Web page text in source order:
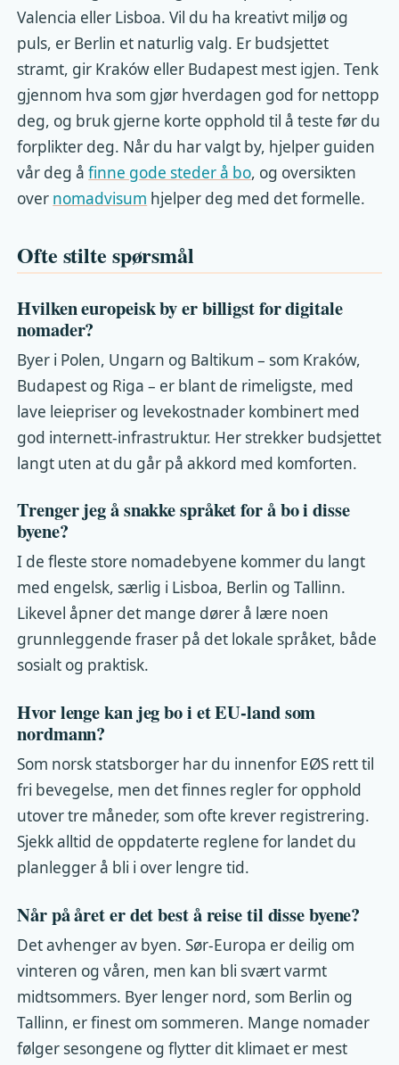
Valencia eller Lisboa. Vil du ha kreativt miljø og
puls, er Berlin et naturlig valg. Er budsjettet
stramt, gir Kraków eller Budapest mest igjen. Tenk
gjennom hva som gjør hverdagen god for nettopp
deg, og bruk gjerne korte opphold til å teste før du
forplikter deg. Når du har valgt by, hjelper guiden
vår deg åfinne gode steder å bo, og oversikten
over nomadvisum hjelper deg med det formelle.
Ofte stilte spørsmål
Hvilken europeisk by er billigst for digitale
nomader?
Byer i Polen, Ungarn og Baltikum – som Kraków,
Budapest og Riga – er blant de rimeligste, med
lave leiepriser og levekostnader kombinert med
god internett-infrastruktur. Her strekker budsjettet
langt uten at du går på akkord med komforten.
Trenger jeg å snakke språket for å bo i disse
byene?
I de fleste store nomadebyene kommer du langt
med engelsk, særlig i Lisboa, Berlin og Tallinn.
Likevel åpner det mange dører å lære noen
grunnleggende fraser på det lokale språket, både
sosialt og praktisk.
Hvor lenge kan jeg bo i et EU-land som
nordmann?
Som norsk statsborger har du innenfor EØS rett til
fri bevegelse, men det finnes regler for opphold
utover tre måneder, som ofte krever registrering.
Sjekk alltid de oppdaterte reglene for landet du
planlegger å bli i over lengre tid.
Når på året er det best å reise til disse byene?
Det avhenger av byen. Sør-Europa er deilig om
vinteren og våren, men kan bli svært varmt
midtsommers. Byer lenger nord, som Berlin og
Tallinn, er finest om sommeren. Mange nomader
følger sesongene og flytter dit klimaet er mest